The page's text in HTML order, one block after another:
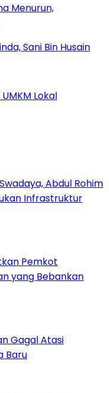
Menurun,
Lokal
Abdul Rohim
Infrastruktur
Pemkot
yang Bebankan
Gagal Atasi
Baru